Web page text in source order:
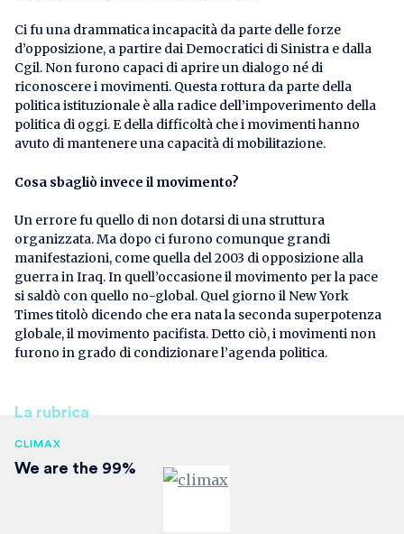
Ci fu una drammatica incapacità da parte delle forze
d’opposizione, a partire dai Democratici di Sinistra e dalla
Cgil. Non furono capaci di aprire un dialogo né di
riconoscere i movimenti. Questa rottura da parte della
politica istituzionale è alla radice dell’impoverimento della
politica di oggi. E della difficoltà che i movimenti hanno
avuto di mantenere una capacità di mobilitazione.
Cosa sbagliò invece il movimento?
Un errore fu quello di non dotarsi di una struttura
organizzata. Ma dopo ci furono comunque grandi
manifestazioni, come quella del 2003 di opposizione alla
guerra in Iraq. In quell’occasione il movimento per la pace
si saldò con quello no-global. Quel giorno il New York
Times titolò dicendo che era nata la seconda superpotenza
globale, il movimento pacifista. Detto ciò, i movimenti non
furono in grado di condizionare l’agenda politica.
La rubrica
CLIMAX
We are the 99%